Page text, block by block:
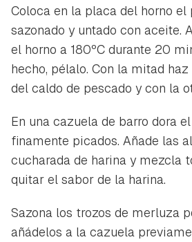
Coloca en la placa del horno
sazonado y untado con aceite.
el horno a 180ºC durante 20
hecho, pélalo. Con la mitad
del caldo de pescado y con la
En una cazuela de barro dora
finamente picados. Añade las
cucharada de harina y mezcla
quitar el sabor de la harina.
Sazona los trozos de merluza
añádelos a la cazuela